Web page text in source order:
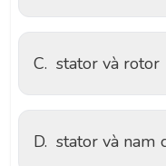
C. stator và rotor
D. stator và nam